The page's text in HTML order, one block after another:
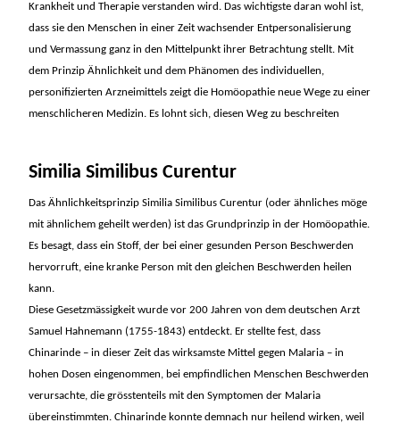
Krankheit und Therapie verstanden wird. Das wichtigste daran wohl ist,
dass sie den Menschen in einer Zeit wachsender Entpersonalisierung
und Vermassung ganz in den Mittelpunkt ihrer Betrachtung stellt. Mit
dem Prinzip Ähnlichkeit und dem Phänomen des individuellen,
personifizierten Arzneimittels zeigt die Homöopathie neue Wege zu einer
menschlicheren Medizin. Es lohnt sich, diesen Weg zu beschreiten
Similia Similibus Curentur
Das Ähnlichkeitsprinzip Similia Similibus Curentur (oder ähnliches möge
mit ähnlichem geheilt werden) ist das Grundprinzip in der Homöopathie.
Es besagt, dass ein Stoff, der bei einer gesunden Person Beschwerden
hervorruft, eine kranke Person mit den gleichen Beschwerden heilen
kann.
Diese Gesetzmässigkeit wurde vor 200 Jahren von dem deutschen Arzt
Samuel Hahnemann (1755-1843) entdeckt. Er stellte fest, dass
Chinarinde – in dieser Zeit das wirksamste Mittel gegen Malaria – in
hohen Dosen eingenommen, bei empfindlichen Menschen Beschwerden
verursachte, die grösstenteils mit den Symptomen der Malaria
übereinstimmten. Chinarinde konnte demnach nur heilend wirken, weil